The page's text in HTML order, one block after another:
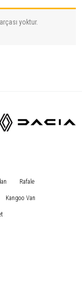
yoktur.
Rafale
Kangoo Van